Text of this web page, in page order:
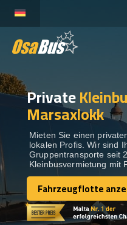
content
BUSVERMIETUNG
REISEZIELE
FLOTTE
KONTAKTIEREN SIE
KONTAKTIEREN SIE
Private
Marsaxlokk
Mieten Sie einen
lokalen Profis. Wir sind
Gruppentransporte seit
Kleinbusvermietung mit
Fahrzeugflotte
Fahrzeugflotte